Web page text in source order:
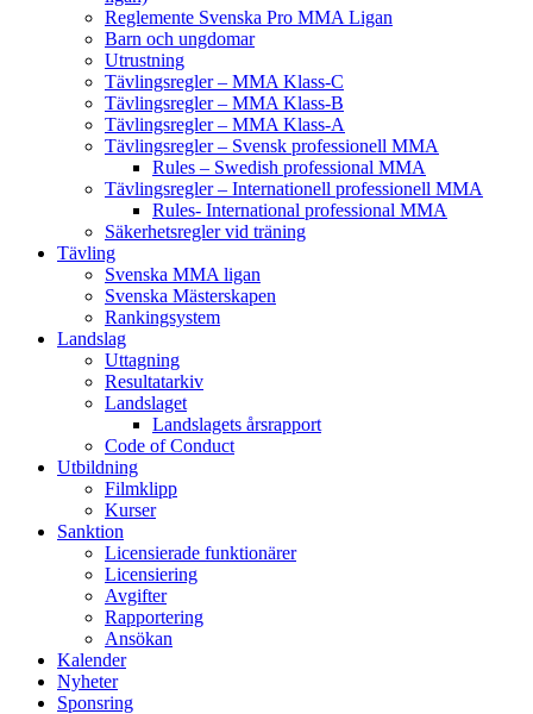
Reglemente Svenska Pro MMA Ligan
Barn och ungdomar
Utrustning
Tävlingsregler – MMA Klass-C
Tävlingsregler – MMA Klass-B
Tävlingsregler – MMA Klass-A
Tävlingsregler – Svensk professionell MMA
Rules – Swedish professional MMA
Tävlingsregler – Internationell professionell MMA
Rules- International professional MMA
Säkerhetsregler vid träning
Tävling
Svenska MMA ligan
Svenska Mästerskapen
Rankingsystem
Landslag
Uttagning
Resultatarkiv
Landslaget
Landslagets årsrapport
Code of Conduct
Utbildning
Filmklipp
Kurser
Sanktion
Licensierade funktionärer
Licensiering
Avgifter
Rapportering
Ansökan
Kalender
Nyheter
Sponsring